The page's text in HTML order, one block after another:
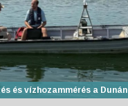
és vízhozammérés a Dunán